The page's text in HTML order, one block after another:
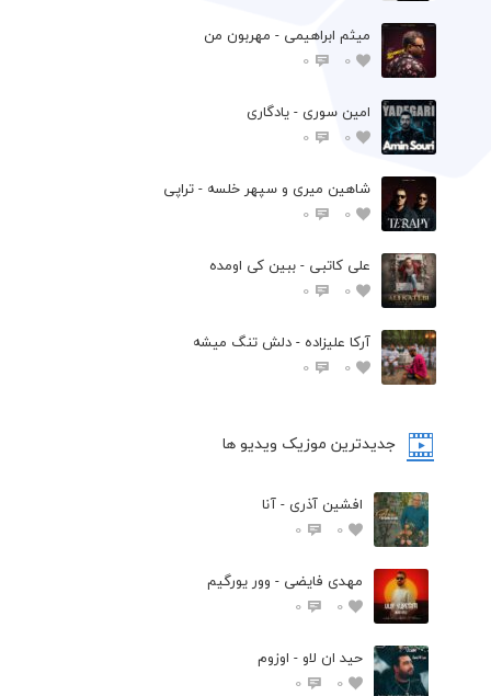
میثم ابراهیمی - مهربون من
0
0
امین سوری - یادگاری
0
0
شاهین میری و سپهر خلسه - تراپی
0
0
علی کاتبی - ببین کی اومده
0
0
آرکا علیزاده - دلش تنگ میشه
0
0
جدیدترین موزیک ویدیو ها
افشین آذری - آنا
0
0
مهدی فایضی - وور یورگیم
0
0
حید ان لاو - اوزوم
0
0